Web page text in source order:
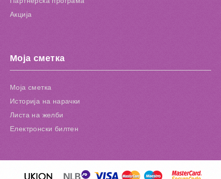
Акција
Моја сметка
Моја сметка
Историја на нарачки
Листа на желби
Електронски билтен